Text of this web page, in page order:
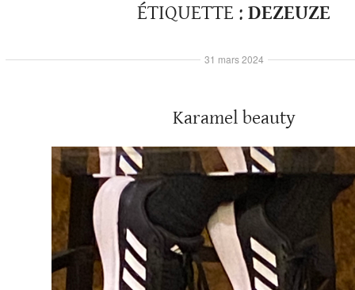
ÉTIQUETTE : DEZEUZE
Karamel beauty
31 mars 2024